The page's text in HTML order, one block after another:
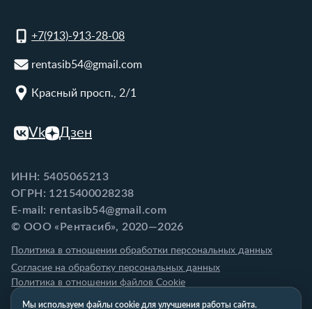
+7(913)-913-28-08
rentasib54@gmail.com
Красный просп., 2/1
Vk Дзен
ИНН: 5405065213
ОГРН: 1215400028238
E-mail: rentasib54@gmail.com
© ООО «Рентасиб», 2020—2026
Политика в отношении обработки персональных данных
Согласие на обработку персональных данных
Политика в отношении файлов Cookie
Мы используем файлы cookie для улучшения работы сайта.